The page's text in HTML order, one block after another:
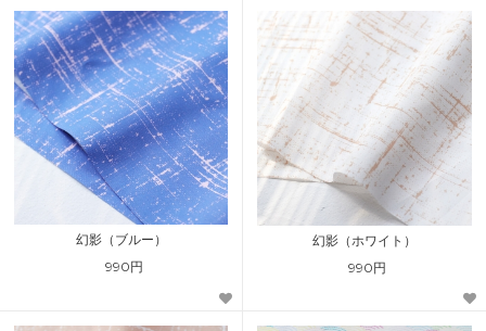
幻影（ブルー）
990円
幻影（ホワイト）
990円